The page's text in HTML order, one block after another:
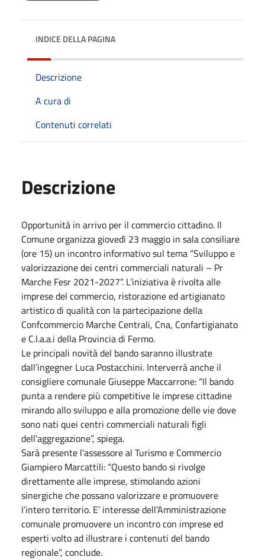
INDICE DELLA PAGINA
Descrizione
A cura di
Contenuti correlati
Descrizione
Opportunità in arrivo per il commercio cittadino. Il
Comune organizza giovedì 23 maggio in sala consiliare
(ore 15) un incontro informativo sul tema “Sviluppo e
valorizzazione dei centri commerciali naturali – Pr
Marche Fesr 2021-2027”. L’iniziativa è rivolta alle
imprese del commercio, ristorazione ed artigianato
artistico di qualità con la partecipazione della
Confcommercio Marche Centrali, Cna, Confartigianato
e C.l.a.a.i della Provincia di Fermo.
Le principali novità del bando saranno illustrate
dall’ingegner Luca Postacchini. Interverrà anche il
consigliere comunale Giuseppe Maccarrone: “Il bando
punta a rendere più competitive le imprese cittadine
mirando allo sviluppo e alla promozione delle vie dove
sono nati quei centri commerciali naturali figli
dell’aggregazione”, spiega.
Sarà presente l’assessore al Turismo e Commercio
Giampiero Marcattili: “Questo bando si rivolge
direttamente alle imprese, stimolando azioni
sinergiche che possano valorizzare e promuovere
l’intero territorio. E’ interesse dell’Amministrazione
comunale promuovere un incontro con imprese ed
esperti volto ad illustrare i contenuti del bando
regionale”, conclude.